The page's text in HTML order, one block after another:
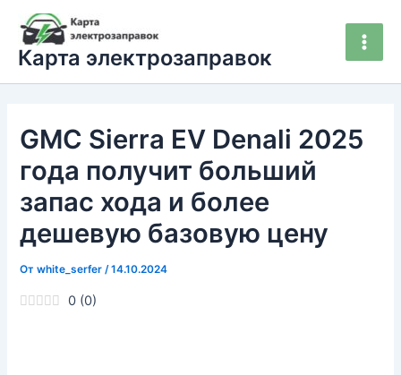
Перейти
содержимому
Карта электрозаправок
GMC Sierra EV Denali 2025
года получит больший
запас хода и более
дешевую базовую цену
Отwhite_serfer/14.10.2024
0 (0)